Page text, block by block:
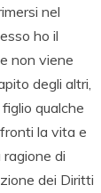
nel
ho il
non viene
degli altri,
qualche
la vita e
di
dei Diritti